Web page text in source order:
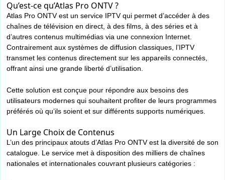
Qu’est-ce qu’Atlas Pro ONTV ?
Atlas Pro ONTV est un service IPTV qui permet d’accéder à des
chaînes de télévision en direct, à des films, à des séries et à
d’autres contenus multimédias via une connexion Internet.
Contrairement aux systèmes de diffusion classiques, l’IPTV
transmet les contenus directement sur les appareils connectés,
offrant ainsi une grande liberté d’utilisation.
Cette solution est conçue pour répondre aux besoins des
utilisateurs modernes qui souhaitent profiter de leurs programmes
préférés où qu’ils soient et sur différents supports numériques.
Un Large Choix de Contenus
L’un des principaux atouts d’Atlas Pro ONTV est la diversité de son
catalogue. Le service met à disposition des milliers de chaînes
nationales et internationales couvrant plusieurs catégories :